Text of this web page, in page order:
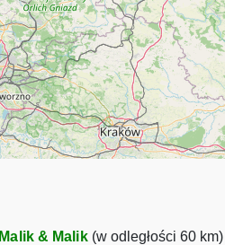
Malik & Malik(w odległości 60 km)